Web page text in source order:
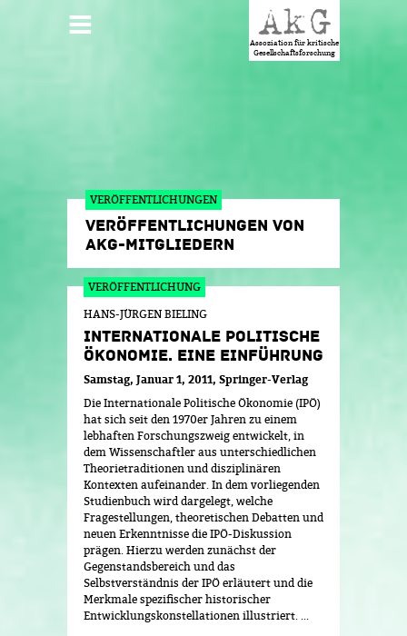
HAUPTMENÜ
Assoziation für kritische
Gesellschaftsforschung
VERÖFFENTLICHUNGEN
VERÖFFENTLICHUNGEN VON
AKG-MITGLIEDERN
HANS-JÜRGEN BIELING
INTERNATIONALE POLITISCHE
ÖKONOMIE. EINE EINFÜHRUNG
Samstag, Januar 1, 2011 Springer-Verlag
Die Internationale Politische Ökonomie (IPÖ)
hat sich seit den 1970er Jahren zu einem
lebhaften Forschungszweig entwickelt, in
dem Wissenschaftler aus unterschiedlichen
Theorietraditionen und disziplinären
Kontexten aufeinander. In dem vorliegenden
Studienbuch wird dargelegt, welche
Fragestellungen, theoretischen Debatten und
neuen Erkenntnisse die IPÖ-Diskussion
prägen. Hierzu werden zunächst der
Gegenstandsbereich und das
Selbstverständnis der IPÖ erläutert und die
Merkmale spezifischer historischer
Entwicklungskonstellationen illustriert. ...
SEITEN